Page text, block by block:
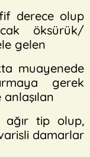
derece olup
öksürük/
gelen
muayenede
gerek
ağır tip olup,
damarlar